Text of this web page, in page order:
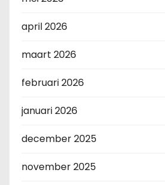
april 2026
maart 2026
februari 2026
januari 2026
december 2025
november 2025